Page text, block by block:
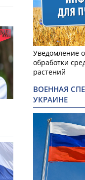
Уведомление
обработки
растений
ВОЕННАЯ
УКРАИНЕ